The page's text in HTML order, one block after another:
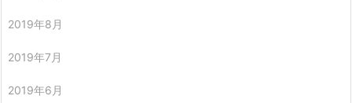
2019年8月
2019年7月
2019年6月